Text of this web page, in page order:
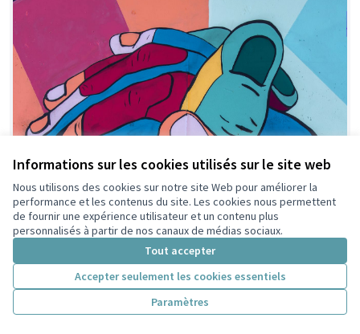
Informations sur les cookies utilisés sur le site web
Nous utilisons des cookies sur notre site Web pour améliorer la
performance et les contenus du site. Les cookies nous permettent
de fournir une expérience utilisateur et un contenu plus
personnalisés à partir de nos canaux de médias sociaux.
Tout accepter
Accepter seulement les cookies essentiels
Paramètres